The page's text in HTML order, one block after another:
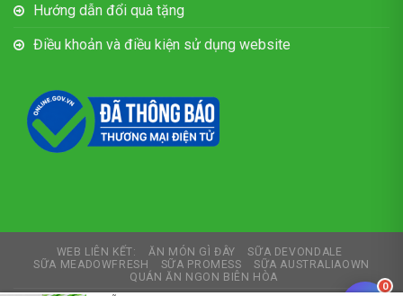
Hướng dẫn đổi quà tặng
Điều khoản và điều kiện sử dụng website
WEB LIÊN KẾT: ĂN MÓN GÌ ĐÂY
SỮA DEVONDALE
SỮA MEADOWFRESH
SỮA PROMESS
SỮA AUSTRALIAOWN
QUÁN ĂN NGON BIÊN HÒA
0